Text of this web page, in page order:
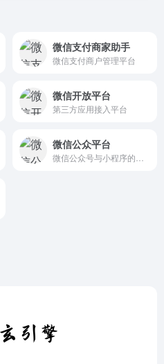
微信支付商家助手
微信支付商户管理平台
微信开放平台
第三方应用接入平台
微信公众平台